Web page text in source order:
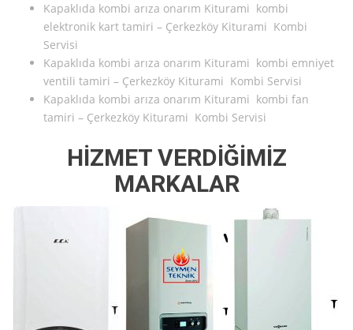
Kapaklıda kombi arıza onarım Kiturami kombi
elektronik kart tamiri – Çerkezköy Kiturami Kombi
Servisi
Kapaklıda kombi arıza onarım Kiturami kombi emniyet
ventili tamiri – Çerkezköy Kiturami Kombi Servisi
Kapaklıda kombi arıza onarım Kiturami kombi fan
tamiri – Çerkezköy Kiturami Kombi Servisi
HİZMET VERDİĞİMİZ
MARKALAR